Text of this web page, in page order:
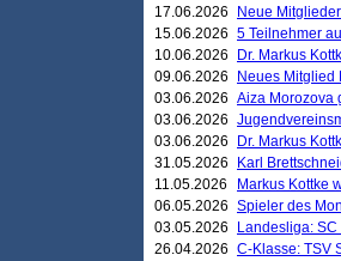
17.06.2026
Neue
15.06.2026 5 Teilnehmer
10.06.2026
Dr. Markus
09.06.2026
Neues Mitglied
03.06.2026 Aiza Morozova
03.06.2026
03.06.2026
Dr. Markus
31.05.2026
Karl
11.05.2026
Markus Kottke
06.05.2026 Spieler des
03.05.2026
Landesliga:
26.04.2026 C-Klasse: TSV